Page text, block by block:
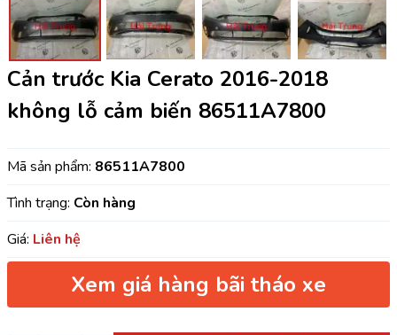
Cản trước Kia Cerato 2016-2018
không lỗ cảm biến 86511A7800
Mã sản phẩm: 86511A7800
Tình trạng: Còn hàng
Giá: Liên hệ
Xem giá hàng bãi tháo xe